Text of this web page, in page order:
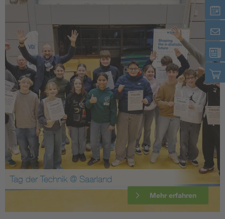
Tag der Technik @ Saarland
Mehr erfahren